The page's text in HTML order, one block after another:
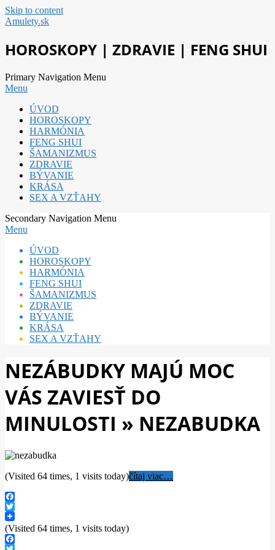
Skip to content
Amulety.sk
HOROSKOPY | ZDRAVIE | FENG SHUI
Primary Navigation Menu
Menu
ÚVOD
HOROSKOPY
HARMÓNIA
FENG SHUI
ŠAMANIZMUS
ZDRAVIE
BÝVANIE
KRÁSA
SEX A VZŤAHY
Secondary Navigation Menu
Menu
ÚVOD
HOROSKOPY
HARMÓNIA
FENG SHUI
ŠAMANIZMUS
ZDRAVIE
BÝVANIE
KRÁSA
SEX A VZŤAHY
NEZÁBUDKY MAJÚ MOC
VÁS ZAVIESŤ DO
MINULOSTI » NEZABUDKA
(Visited 64 times, 1 visits today)čítaj viac…
Facebook
Twitter
(Visited 64 times, 1 visits today)